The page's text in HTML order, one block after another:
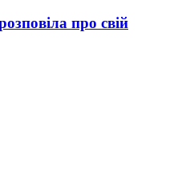
про свій